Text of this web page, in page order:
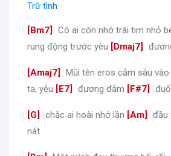
Trữ tình
[Bm7 Có ai còn nhớ trái tim nhỏ
rung động trước yêu [Dmaj7
[Amaj7 Mũi tên eros cắm sâu
ta, yêu [E7 đương đắm [F#7
[G chắc ai hoài nhớ lần [Am đầu
nát